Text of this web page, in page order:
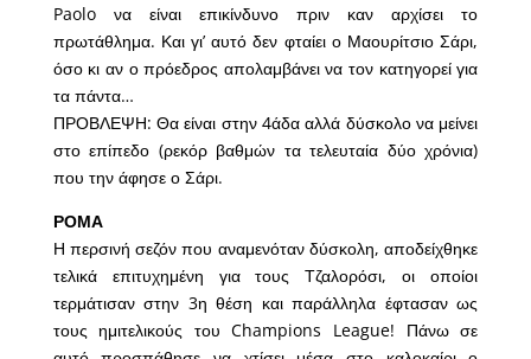
Paolo να είναι επικίνδυνο πριν καν αρχίσει το
πρωτάθλημα. Και γι’ αυτό δεν φταίει ο Μαουρίτσιο Σάρι,
όσο κι αν ο πρόεδρος απολαμβάνει να τον κατηγορεί για
τα πάντα…
ΠΡΟΒΛΕΨΗ: Θα είναι στην 4άδα αλλά δύσκολο να μείνει
στο επίπεδο (ρεκόρ βαθμών τα τελευταία δύο χρόνια)
που την άφησε ο Σάρι.
ΡΟΜΑ
Η περσινή σεζόν που αναμενόταν δύσκολη, αποδείχθηκε
τελικά επιτυχημένη για τους Τζαλορόσι, οι οποίοι
τερμάτισαν στην 3η θέση και παράλληλα έφτασαν ως
τους ημιτελικούς του Champions League! Πάνω σε